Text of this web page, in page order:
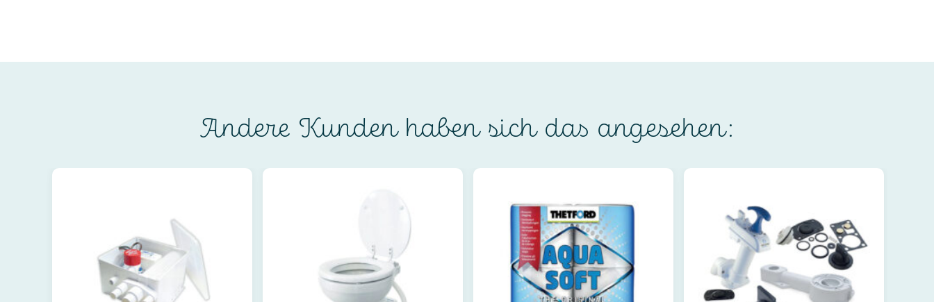
Andere Kunden haben sich das angesehen: